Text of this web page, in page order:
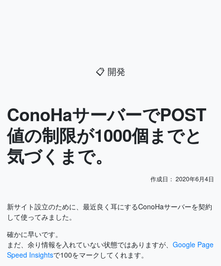
📋 開発
ConoHaサーバーでPOST
値の制限が1000個までと
気づくまで。
作成日： 2020年6月4日
新サイト設立のために、最近良く耳にするConoHaサーバーを契約
して使ってみました。
確かに早いです。
まだ、余り情報を入れていない状態ではありますが、 Google Page
Speed Insightsで100をマークしてくれます。